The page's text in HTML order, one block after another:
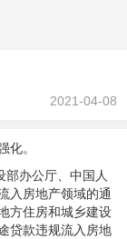
2021-04-08
化。
办公厅、中国人
入房地产领域的通
方住房和城乡建设
贷款违规流入房地